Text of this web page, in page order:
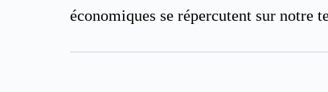
économiques se répercutent sur notre